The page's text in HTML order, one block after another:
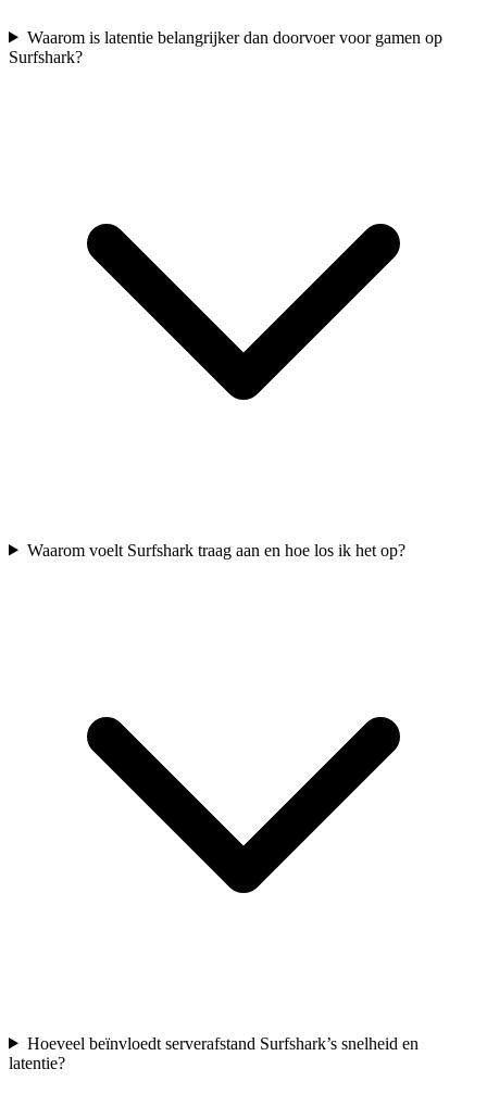
Waarom is latentie belangrijker dan doorvoer voor gamen op
Surfshark?
Waarom voelt Surfshark traag aan en hoe los ik het op?
Hoeveel beïnvloedt serverafstand Surfshark’s snelheid en
latentie?